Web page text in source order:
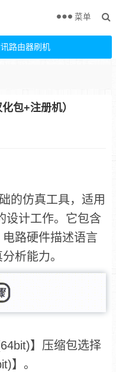
路由器刷机
菜单
包+注册机）
的仿真工具，适用
设计工作。它包含
路硬件描述语言
析能力。
】压缩包选择
】。